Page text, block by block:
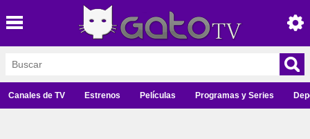
Canales de TV Estrenos Películas Programas y Series